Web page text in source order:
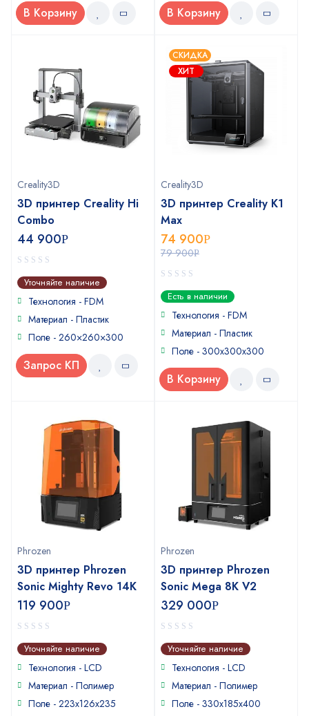
В Корзину В Корзину
Creality3D
3D принтер Creality Hi
Combo
44 900Р
0
out
of
Уточняйте наличие
Технология - FDM
Материал - Пластик
Поле - 260×260×300
Запрос КП
СКИДКА
ХИТ
Creality3D
3D принтер Creality K1
Max
79 900Р
74 900Р
0
out
of
Есть в наличии
Технология - FDM
Материал - Пластик
Поле - 300х300х300
В Корзину
Phrozen
3D принтер Phrozen
Sonic Mighty Revo 14K
119 900Р
0
out
of
Уточняйте наличие
Технология - LCD
Материал - Полимер
Поле - 223x126x235
Phrozen
3D принтер Phrozen
Sonic Mega 8K V2
329 000Р
0
out
of
Уточняйте наличие
Технология - LCD
Материал - Полимер
Поле - 330х185х400